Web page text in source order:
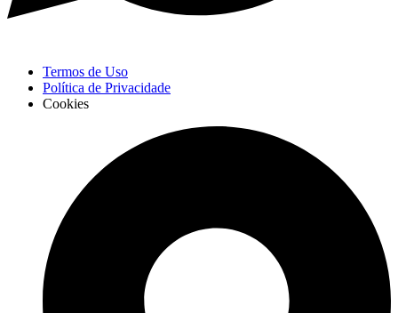
Termos de Uso
Política de Privacidade
Cookies